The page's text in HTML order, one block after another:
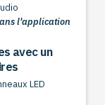
l'application
avec un
LED